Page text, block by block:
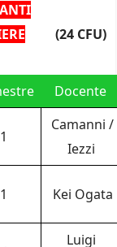
(24 CFU)
Docente
1
Camanni /
Iezzi
1 Kei Ogata
Luigi